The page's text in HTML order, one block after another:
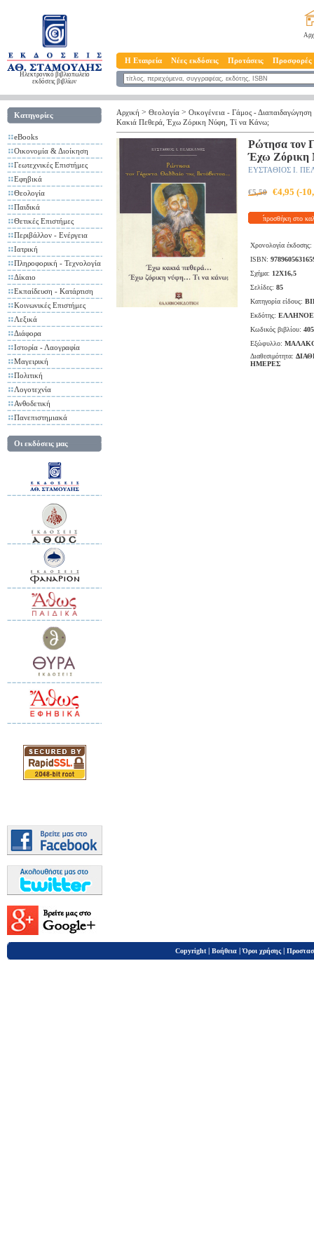
Ηλεκτρονικό βιβλιοπωλείο
εκδόσεις βιβλίων
Η Εταιρεία Νέες εκδόσεις Προτάσεις Προσφορές
Κατηγορίες
eBooks
Οικονομία & Διοίκηση
Γεωτεχνικές Επιστήμες
Εφηβικά
Θεολογία
Παιδικά
Θετικές Επιστήμες
Περιβάλλον - Ενέργεια
Ιατρική
Πληροφορική - Τεχνολογία
Δίκαιο
Εκπαίδευση - Κατάρτιση
Κοινωνικές Επιστήμες
Λεξικά
Διάφορα
Ιστορία - Λαογραφία
Μαγειρική
Πολιτική
Λογοτεχνία
Ανθοδετική
Πανεπιστημιακά
Οι εκδόσεις μας
Αρχική > Θεολογία > Οικογένεια - Γάμος - Διαπαιδαγώγηση
Κακιά Πεθερά, Έχω Ζόρικη Νύφη, Τί να Κάνω;
Ρώτησα τον
Έχω Ζόρικη
ΕΥΣΤΑΘΙΟΣ Ι.
€5,50 €4,95 (-
προσθήκη στο
Χρονολογία έκδοσης:
ISBN:
Σχήμα: 12X16,5
Σελίδες: 85
Κατηγορία είδους:
Εκδότης:
Κωδικός βιβλίου:
Εξώφυλλο:
Διαθεσιμότητα:
ΗΜΕΡΕΣ
Copyright | Βοήθεια |Όροι χρήσης |